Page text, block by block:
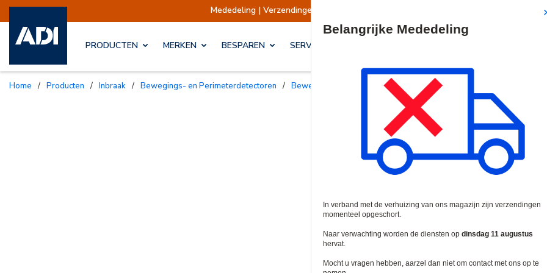
Mededeling | Verzendingen opgeschort Verzendingen worden op
PRODUCTEN MERKEN BESPAREN SERVICES & OPLOSSINGEN
Home / Producten / Inbraak / Bewegings- en Perimeterdetectoren / Bewegingsdetectoren